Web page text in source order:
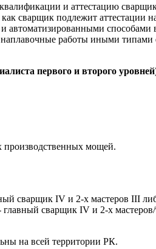
и аттестацию
сварщик подлежит аттестации
способами
работы иными типами
первого и второго
мощей.
сварщик IV и 2-х мастеров III
сварщик IV и 2-х
на всей территории РК.